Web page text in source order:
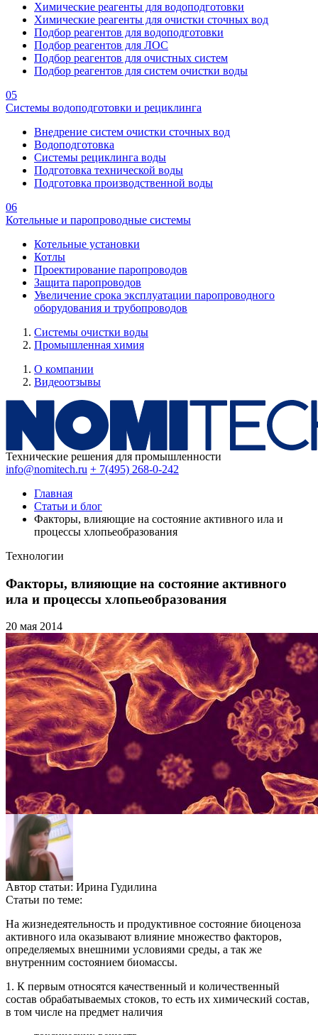
Химические реагенты для водоподготовки
Химические реагенты для очистки сточных вод
Подбор реагентов для водоподготовки
Подбор реагентов для ЛОС
Подбор реагентов для очистных систем
Подбор реагентов для систем очистки воды
05
Системы водоподготовки и рециклинга
Внедрение систем очистки сточных вод
Водоподготовка
Системы рециклинга воды
Подготовка технической воды
Подготовка производственной воды
06
Котельные и паропроводные системы
Котельные установки
Котлы
Проектирование паропроводов
Защита паропроводов
Увеличение срока эксплуатации паропроводного
оборудования и трубопроводов
Системы очистки воды
Промышленная химия
О компании
Видеоотзывы
Технические решения для промышленности
info@nomitech.ru + 7(495) 268-0-242
Главная
Статьи и блог
Факторы, влияющие на состояние активного ила и
процессы хлопьеобразования
Технологии
Факторы, влияющие на состояние активного
ила и процессы хлопьеобразования
20 мая 2014
Автор статьи: Ирина Гудилина
Статьи по теме:
На жизнедеятельность и продуктивное состояние биоценоза
активного ила оказывают влияние множество факторов,
определяемых внешними условиями среды, а так же
внутренним состоянием биомассы.
1. К первым относятся качественный и количественный
состав обрабатываемых стоков, то есть их химический состав,
в том числе на предмет наличия